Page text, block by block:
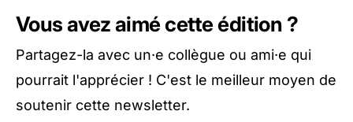
Vous avez aimé cette édition ?
Partagez-la avec un·e collègue ou ami·e qui
pourrait l'apprécier ! C'est le meilleur moyen de
soutenir cette newsletter.